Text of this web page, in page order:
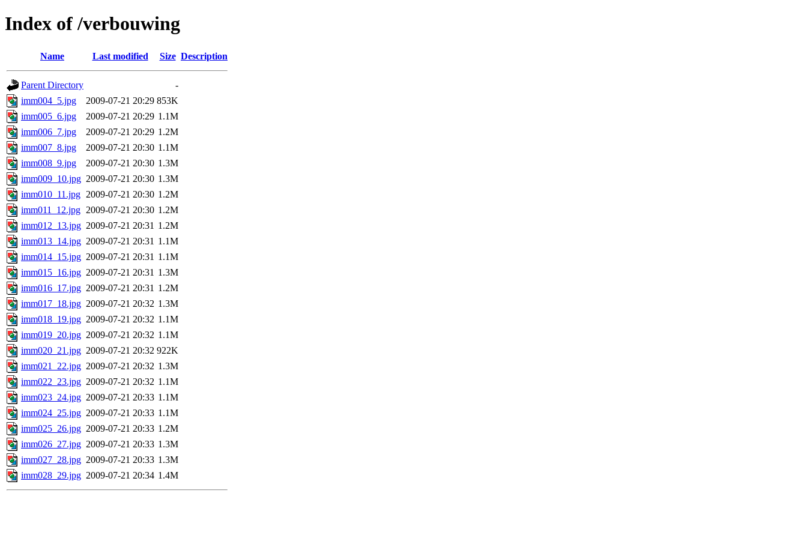
Index of /verbouwing
Name Last modified Size Description
Parent Directory
-
imm004_5.jpg
2009-07-21 20:29 853K
imm005_6.jpg
2009-07-21 20:29 1.1M
imm006_7.jpg
2009-07-21 20:29 1.2M
imm007_8.jpg
2009-07-21 20:30 1.1M
imm008_9.jpg
2009-07-21 20:30 1.3M
imm009_10.jpg 2009-07-21 20:30 1.3M
imm010_11.jpg 2009-07-21 20:30 1.2M
imm011_12.jpg 2009-07-21 20:30 1.2M
imm012_13.jpg 2009-07-21 20:31 1.2M
imm013_14.jpg 2009-07-21 20:31 1.1M
imm014_15.jpg 2009-07-21 20:31 1.1M
imm015_16.jpg 2009-07-21 20:31 1.3M
imm016_17.jpg 2009-07-21 20:31 1.2M
imm017_18.jpg 2009-07-21 20:32 1.3M
imm018_19.jpg 2009-07-21 20:32 1.1M
imm019_20.jpg 2009-07-21 20:32 1.1M
imm020_21.jpg 2009-07-21 20:32 922K
imm021_22.jpg 2009-07-21 20:32 1.3M
imm022_23.jpg 2009-07-21 20:32 1.1M
imm023_24.jpg 2009-07-21 20:33 1.1M
imm024_25.jpg 2009-07-21 20:33 1.1M
imm025_26.jpg 2009-07-21 20:33 1.2M
imm026_27.jpg 2009-07-21 20:33 1.3M
imm027_28.jpg 2009-07-21 20:33 1.3M
imm028_29.jpg 2009-07-21 20:34 1.4M